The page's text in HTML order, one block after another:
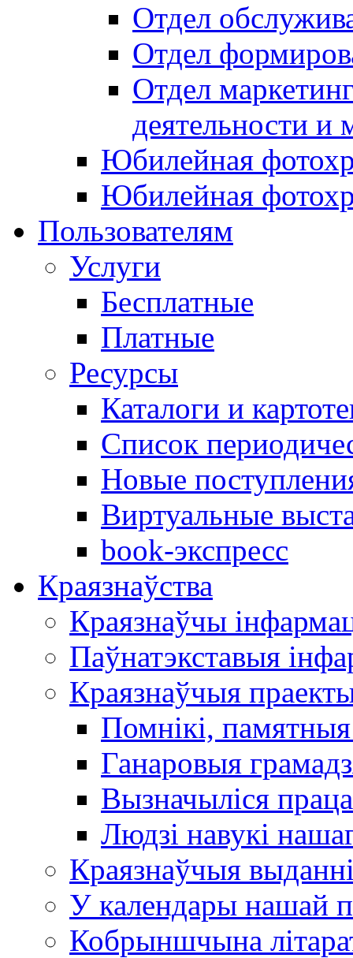
Отдел
Отдел
Отдел
деятельности и
Юбилейная
Юбилейная
Пользователям
Услуги
Бесплатные
Платные
Ресурсы
Каталоги и
Список
Новые
Виртуальные
book-экспресс
Краязнаўства
Краязнаўчы
Паўнатэкставыя
Краязнаўчыя
Помнікі,
Ганаровыя
Вызначыліся
Людзі навукі
Краязнаўчыя
У календары нашай
Кобрыншчына